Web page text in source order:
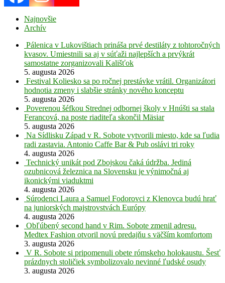
Najnovšie
Archív
Pálenica v Lukovištiach prináša prvé destiláty z tohtoročných
kvasov. Umiestnili sa aj v súťaži najlepších a prvýkrát
samostatne zorganizovali Kališťok
5. augusta 2026
Festival Koliesko sa po ročnej prestávke vrátil. Organizátori
hodnotia zmeny i slabšie stránky nového konceptu
5. augusta 2026
Poverenou šéfkou Strednej odbornej školy v Hnúšti sa stala
Ferancová, na poste riaditeľa skončil Mäsiar
5. augusta 2026
Na Sídlisku Západ v R. Sobote vytvorili miesto, kde sa ľudia
radi zastavia. Antonio Caffe Bar & Pub oslávi tri roky
4. augusta 2026
Technický unikát pod Zbojskou čaká údržba. Jediná
ozubnicová železnica na Slovensku je výnimočná aj
ikonickými viaduktmi
4. augusta 2026
Súrodenci Laura a Samuel Fodorovci z Klenovca budú hrať
na juniorských majstrovstvách Európy
4. augusta 2026
Obľúbený second hand v Rim. Sobote zmenil adresu.
Medtex Fashion otvoril novú predajňu s väčším komfortom
3. augusta 2026
V R. Sobote si pripomenuli obete rómskeho holokaustu. Šesť
prázdnych stoličiek symbolizovalo nevinné ľudské osudy
3. augusta 2026